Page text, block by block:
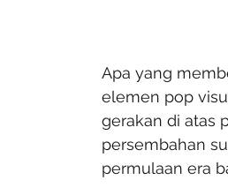
Apa yang
elemen pop
gerakan di atas
persembahan
permulaan era